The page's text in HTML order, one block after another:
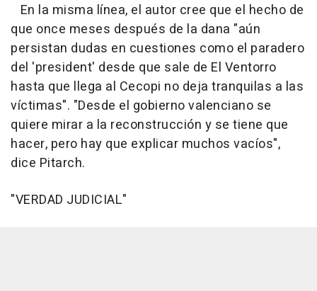
En la misma línea, el autor cree que el hecho de
que once meses después de la dana "aún
persistan dudas en cuestiones como el paradero
del 'president' desde que sale de El Ventorro
hasta que llega al Cecopi no deja tranquilas a las
víctimas". "Desde el gobierno valenciano se
quiere mirar a la reconstrucción y se tiene que
hacer, pero hay que explicar muchos vacíos",
dice Pitarch.
"VERDAD JUDICIAL"